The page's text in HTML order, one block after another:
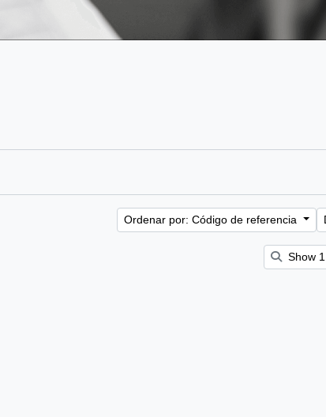
Ordenar por: Código de referencia
Show